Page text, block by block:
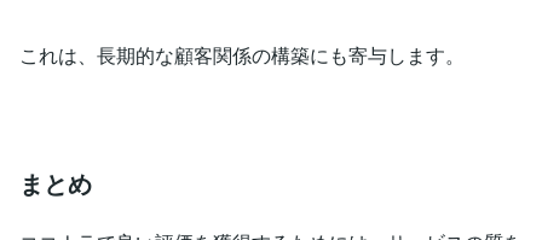
これは、長期的な顧客関係の構築にも寄与します。
まとめ